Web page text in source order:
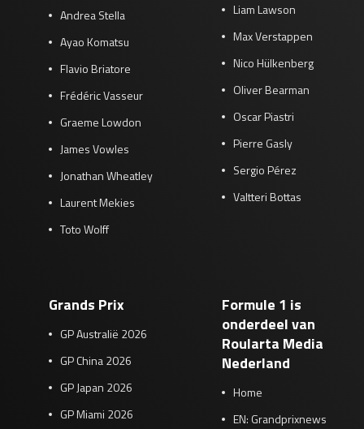
Andrea Stella
Ayao Komatsu
Flavio Briatore
Frédéric Vasseur
Graeme Lowdon
James Vowles
Jonathan Wheatley
Laurent Mekies
Toto Wolff
Liam Lawson
Max Verstappen
Nico Hülkenberg
Oliver Bearman
Oscar Piastri
Pierre Gasly
Sergio Pérez
Valtteri Bottas
Grands Prix
GP Australië 2026
GP China 2026
GP Japan 2026
GP Miami 2026
Formule 1 is
onderdeel van
Roularta Media
Nederland
Home
EN: Grandprixnews